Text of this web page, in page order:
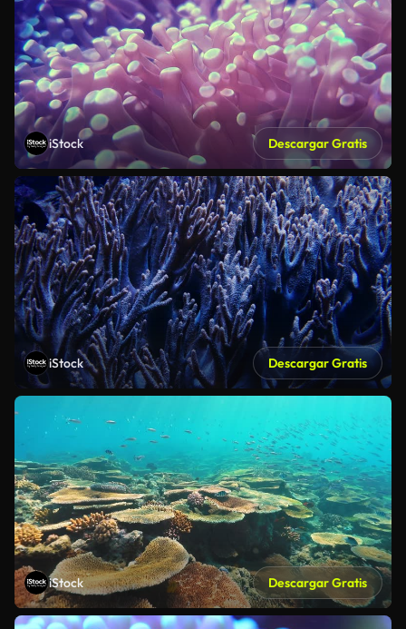
iStock Descargar Gratis
iStock Descargar Gratis
iStock Descargar Gratis